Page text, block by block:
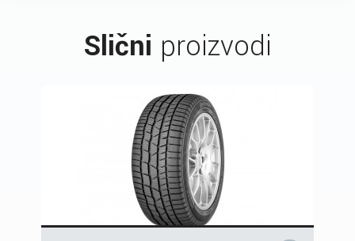
Slični proizvodi